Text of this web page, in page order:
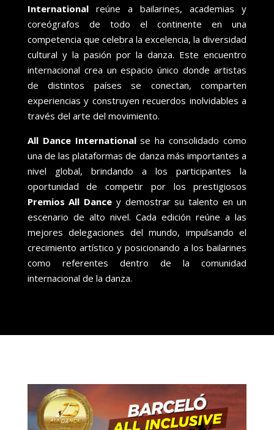
Internationalreúne a bailarines, academias y
coreógrafos de todo el continente en una
competencia que celebra la excelencia, la diversidad
cultural y la pasión por la danza. Este encuentro
internacional crea un espacio único donde artistas
de distintos países se conectan, comparten
experiencias y construyen recuerdos inolvidables a
través del arte del movimiento.
All Dance Internationalse ha consolidado como
una de las plataformas de danza más importantes a
nivel global, brindando a los participantes la
oportunidad de competir por los prestigiosos
Premios All Dance y demostrar su talento en un
escenario de alto nivel. Cada edición reúne a las
mejores delegaciones del mundo, impulsando el
crecimiento artístico y posicionando a los bailarines
como referentes dentro de la comunidad
internacional de la danza.